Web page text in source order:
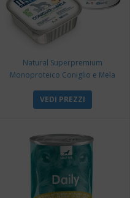
Natural Superpremium
Monoproteico Coniglio e Mela
VEDI PREZZI